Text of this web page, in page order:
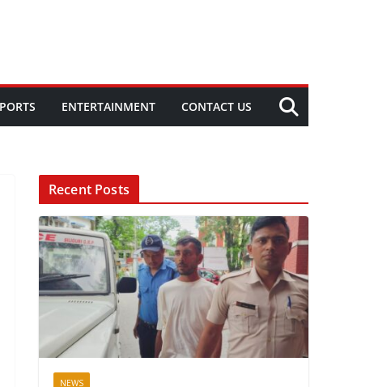
ENTERTAINMENT CONTACT US
Recent Posts
NEWS